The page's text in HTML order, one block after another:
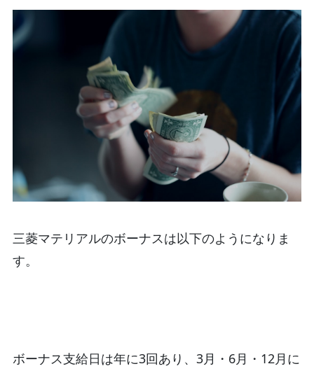
三菱マテリアルのボーナスは以下のようになりま
す。
ボーナス支給日は年に3回あり、3月・6月・12月に